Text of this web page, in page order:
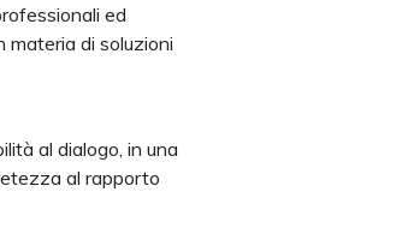
ed
materia di soluzioni
al dialogo, in una
al rapporto